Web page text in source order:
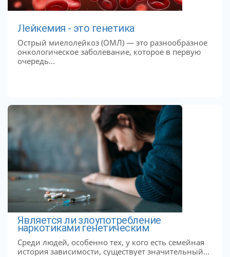
Лейкемия - это генетика
Острый миелолейкоз (ОМЛ) — это разнообразное
онкологическое заболевание, которое в первую
очередь...
Является ли злоупотребление
наркотиками генетическим
Среди людей, особенно тех, у кого есть семейная
история зависимости, существует значительный...